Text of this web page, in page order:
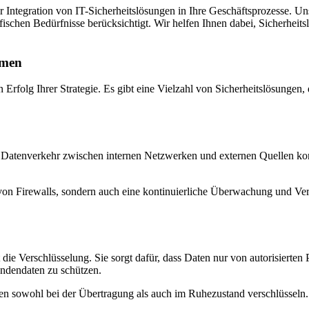
von IT-Sicherheitslösungen in Ihre Geschäftsprozesse.
Bedürfnisse berücksichtigt. Wir helfen Ihnen dabei,
Ihrer Strategie. Es gibt eine Vielzahl von
zwischen internen Netzwerken und externen Quellen
Firewalls, sondern auch eine kontinuierliche Überwachung und
Verschlüsselung. Sie sorgt dafür, dass Daten nur von autorisierten
zu schützen.
sowohl bei der Übertragung als auch im Ruhezustand